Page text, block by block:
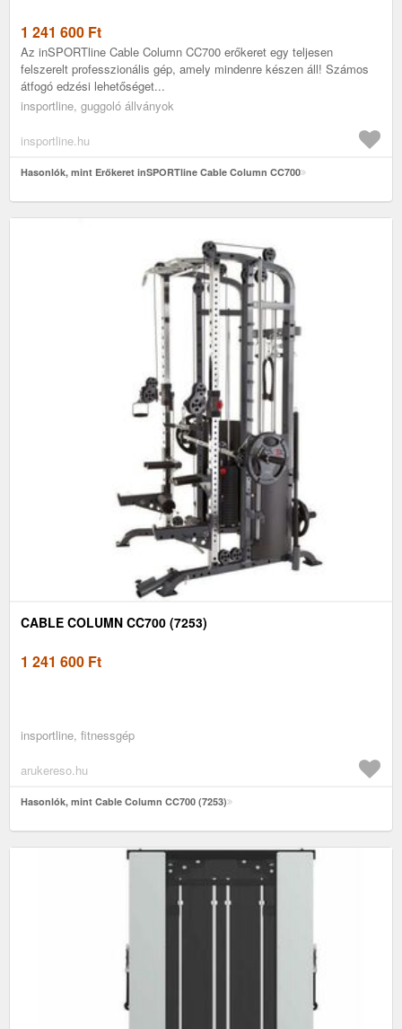
1 241 600 Ft
Az inSPORTline Cable Column CC700 erőkeret egy teljesen
felszerelt professzionális gép, amely mindenre készen áll! Számos
átfogó edzési lehetőséget...
insportline, guggoló állványok
insportline.hu
Hasonlók, mint Erőkeret inSPORTline Cable Column CC700
CABLE COLUMN CC700 (7253)
1 241 600 Ft
insportline, fitnessgép
arukereso.hu
Hasonlók, mint Cable Column CC700 (7253)